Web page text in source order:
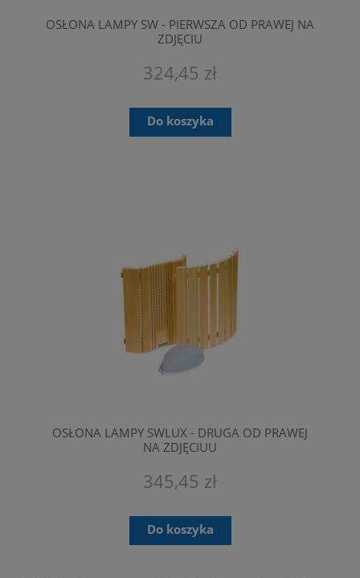
OSŁONA LAMPY SW - PIERWSZA OD PRAWEJ NA
ZDJĘCIU
324,45 zł
Do koszyka
OSŁONA LAMPY SWLUX - DRUGA OD PRAWEJ
NA ZDJĘCIUU
345,45 zł
Do koszyka